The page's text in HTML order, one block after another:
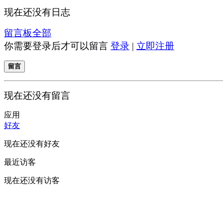
现在还没有日志
留言板全部
你需要登录后才可以留言 登录 | 立即注册
留言
现在还没有留言
应用
好友
现在还没有好友
最近访客
现在还没有访客